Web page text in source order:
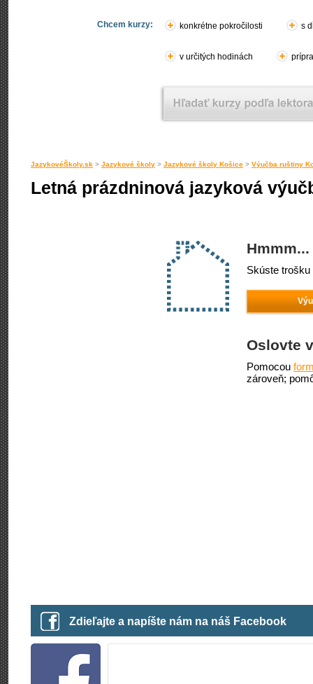
Chcem kurzy: konkrétne pokročilosti s
v určitých hodinách
JazykovéŠkoly.sk > Jazykové školy > Jazykové školy Košice > Výučba ruštiny
Letná prázdninová jazyková
Skúste
Oslovte
Pomocou
zároveň;
Zdieľajte a napíšte nám na náš Facebook